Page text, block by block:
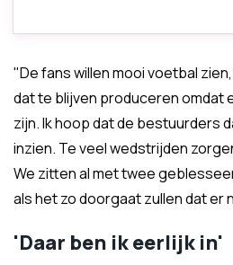
"De fans willen mooi voetbal
dat te blijven produceren omdat
zijn. Ik hoop dat de bestuurders
inzien. Te veel wedstrijden
We zitten al met twee
als het zo doorgaat zullen dat er
'Daar ben ik eerlijk in'